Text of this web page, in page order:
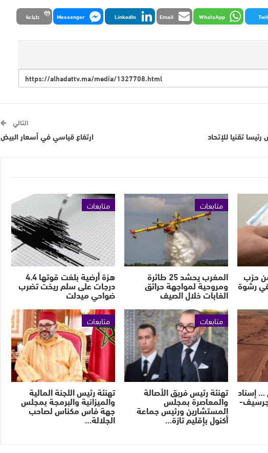
WhatsApp
Email
LinkedIn
Messenger طباعة
تقنيا للإتحاد
التالي
ارتفاع قياسي في أسعار البيض
حزب
رشوة
متابعات
المغرب يحشد 25 طائرة
ومروحية لمواجهة حرائق
الغابات خلال الصيف
متابعات
هزة أرضية بلغت قوتها 4.4
درجات على سلم ريخت تضرب
ضواحي ميدلت
… إسناد
متابعات
تهنئة رئيس فريق الأصالة
والمعاصرة بمجلس
المستشارين ورئيس جماعة
أكنول بإقليم تازة…
متابعات
تهنئة رئيس اللجنة المالية
والميزانية والبرمجة بمجلس
جهة فاس مكناس لصاحب
الجلالة…